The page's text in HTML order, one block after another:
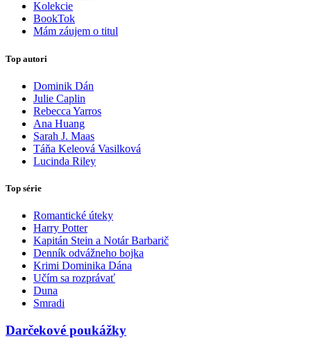
Kolekcie
BookTok
Mám záujem o titul
Top autori
Dominik Dán
Julie Caplin
Rebecca Yarros
Ana Huang
Sarah J. Maas
Táňa Keleová Vasilková
Lucinda Riley
Top série
Romantické úteky
Harry Potter
Kapitán Stein a Notár Barbarič
Denník odvážneho bojka
Krimi Dominika Dána
Učím sa rozprávať
Duna
Smradi
Darčekové poukážky